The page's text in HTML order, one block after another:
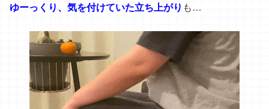
ゆーっくり、気を付けていた立ち上がり も…